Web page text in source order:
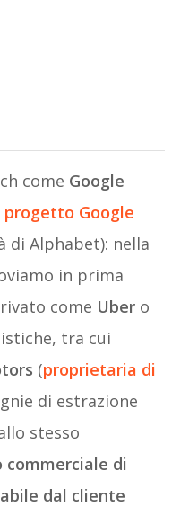
come Google
progetto Google
di Alphabet): nella
in prima
come Ubero
tra cui
(proprietaria di
di estrazione
stesso
commerciale di
dal cliente